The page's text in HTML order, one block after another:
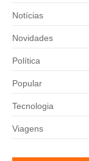
Notícias
Novidades
Política
Popular
Tecnologia
Viagens